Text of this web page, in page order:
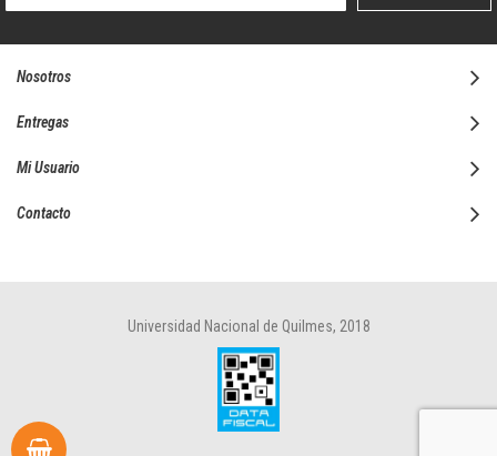
boletín
Nosotros
Entregas
Mi Usuario
Contacto
Universidad Nacional de Quilmes, 2018